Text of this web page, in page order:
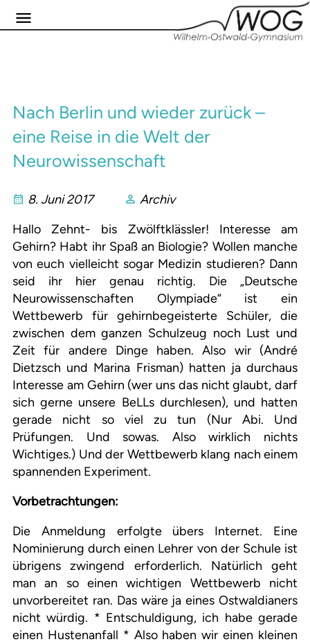
Nach Berlin und wieder zurück –
eine Reise in die Welt der
Neurowissenschaft
8. Juni 2017
Archiv
Hallo Zehnt- bis Zwölftklässler! Interesse am
Gehirn? Habt ihr Spaß an Biologie? Wollen manche
von euch vielleicht sogar Medizin studieren? Dann
seid ihr hier genau richtig. Die „Deutsche
Neurowissenschaften Olympiade“ ist ein
Wettbewerb für gehirnbegeisterte Schüler, die
zwischen dem ganzen Schulzeug noch Lust und
Zeit für andere Dinge haben. Also wir (André
Dietzsch und Marina Frisman) hatten ja durchaus
Interesse am Gehirn (wer uns das nicht glaubt, darf
sich gerne unsere BeLLs durchlesen), und hatten
gerade nicht so viel zu tun (Nur Abi. Und
Prüfungen. Und sowas. Also wirklich nichts
Wichtiges.) Und der Wettbewerb klang nach einem
spannenden Experiment.
Vorbetrachtungen:
Die Anmeldung erfolgte übers Internet. Eine
Nominierung durch einen Lehrer von der Schule ist
übrigens zwingend erforderlich. Natürlich geht
man an so einen wichtigen Wettbewerb nicht
unvorbereitet ran. Das wäre ja eines Ostwaldianers
nicht würdig. * Entschuldigung, ich habe gerade
einen Hustenanfall * Also haben wir einen kleinen